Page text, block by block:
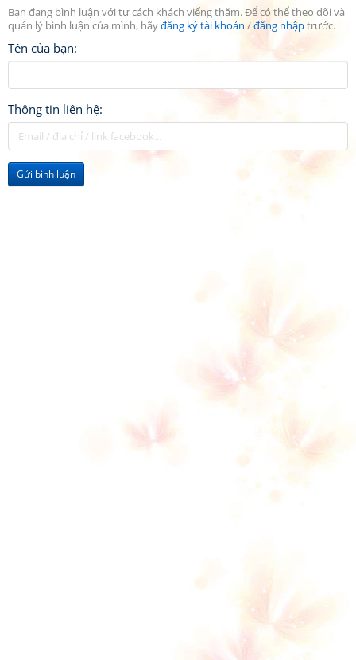
Bạn đang bình luận với tư cách khách viếng thăm. Để có thể theo dõi và
quản lý bình luận của mình, hãyđăng ký tài khoản /đăng nhậptrước.
Tên của bạn:
Thông tin liên hệ:
Gửi bình luận